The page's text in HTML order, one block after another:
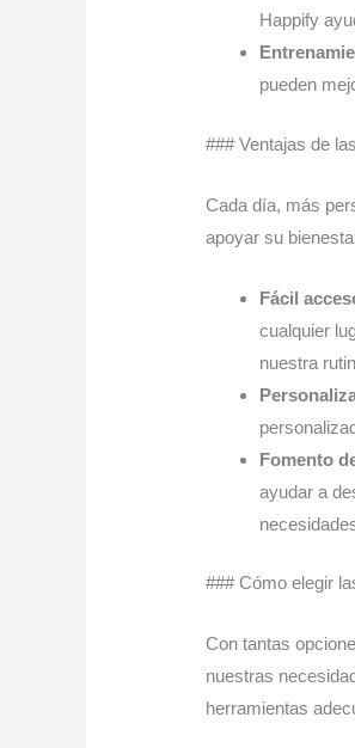
Happify
pueden
### Ventajas de
Cada día, más
apoyar su
Fácil
cualquier
nuestra
Fomento
ayudar a
### Cómo elegir
Con tantas
nuestras
herramientas